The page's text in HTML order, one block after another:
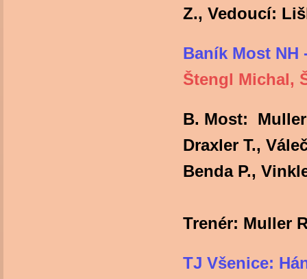
Z., Vedoucí:
Baník Most NH
Štengl Michal,
B. Most: Muller
Draxler T.,
Benda P.,
Trenér: Muller
TJ Všenice: